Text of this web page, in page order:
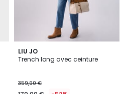
LIU JO
Trench long avec ceinture
359,90 €